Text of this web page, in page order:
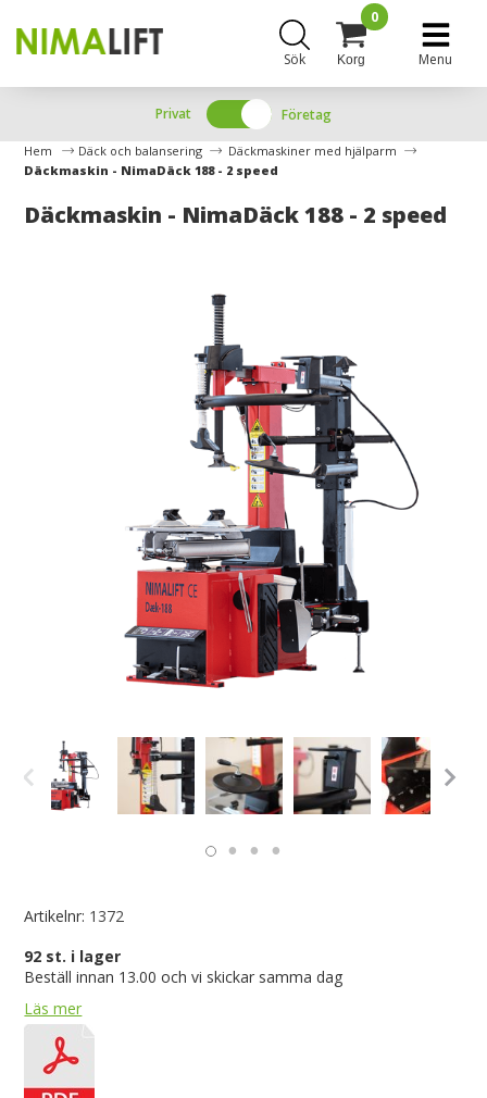
Sök Korg
0
Menu
Privat Företag
Hem Däck och balansering
Däckmaskiner med hjälparm
Däckmaskin - NimaDäck 188 - 2 speed
Däckmaskin - NimaDäck 188 - 2 speed
Artikelnr: 1372
92 st. i lager
Beställ innan 13.00 och vi skickar samma dag
Läs mer